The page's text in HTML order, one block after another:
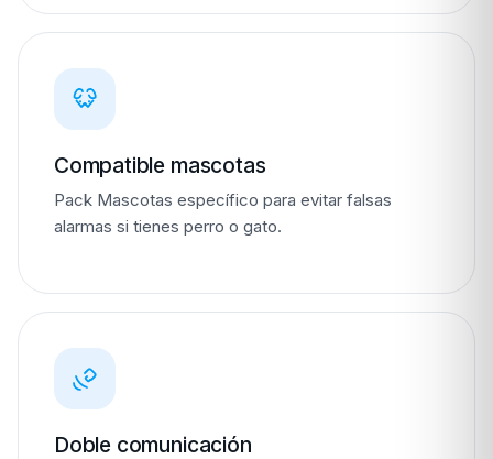
Compatible mascotas
Pack Mascotas específico para evitar falsas
alarmas si tienes perro o gato.
Doble comunicación